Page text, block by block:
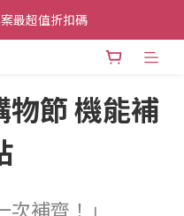
$200折價卷👈
最超值折扣碼
物節 機能補
次補齊！」